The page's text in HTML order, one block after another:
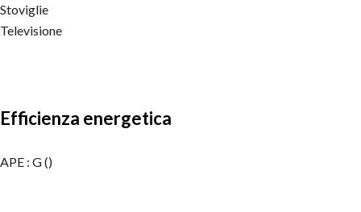
Stoviglie
Televisione
Efficienza energetica
APE : G ()